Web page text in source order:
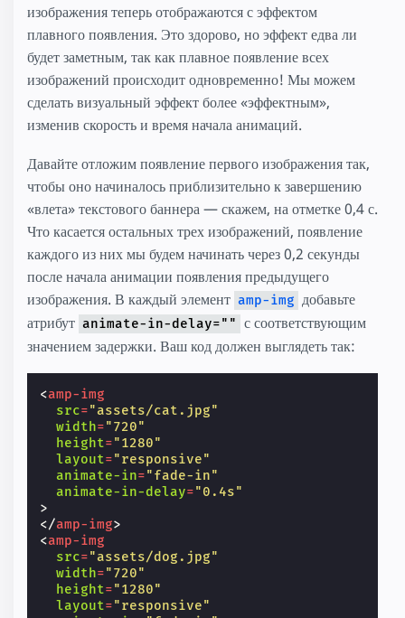
изображения теперь отображаются с эффектом
плавного появления. Это здорово, но эффект едва ли
будет заметным, так как плавное появление всех
изображений происходит одновременно! Мы можем
сделать визуальный эффект более «эффектным»,
изменив скорость и время начала анимаций.
Давайте отложим появление первого изображения так,
чтобы оно начиналось приблизительно к завершению
«влета» текстового баннера — скажем, на отметке 0,4 с.
Что касается остальных трех изображений, появление
каждого из них мы будем начинать через 0,2 секунды
после начала анимации появления предыдущего
изображения. В каждый элемент amp-img добавьте
атрибут animate-in-delay="" с соответствующим
значением задержки. Ваш код должен выглядеть так:
<amp-img
src="assets/cat.jpg"
width="720"
height="1280"
layout="responsive"
animate-in="fade-in"
animate-in-delay="0.4s"
>
</amp-img>
<amp-img
src="assets/dog.jpg"
width="720"
height="1280"
layout="responsive"